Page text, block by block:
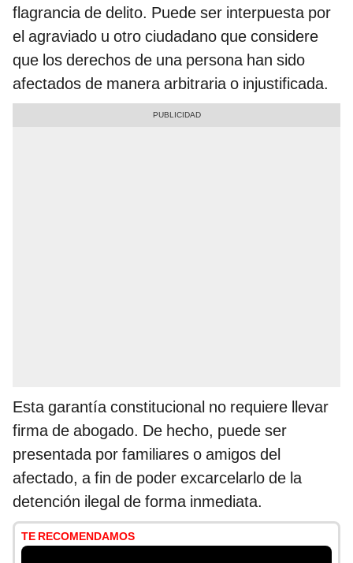
flagrancia de delito. Puede ser interpuesta por
el agraviado u otro ciudadano que considere
que los derechos de una persona han sido
afectados de manera arbitraria o injustificada.
Esta garantía constitucional no requiere llevar
firma de abogado. De hecho, puede ser
presentada por familiares o amigos del
afectado, a fin de poder excarcelarlo de la
detención ilegal de forma inmediata.
TE RECOMENDAMOS